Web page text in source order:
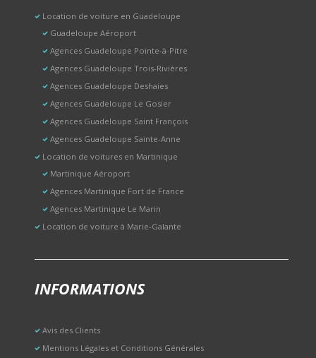
Location de voiture en Guadeloupe
Guadeloupe Aéroport
Agences Guadeloupe Pointe-à-Pitre
Agences Guadeloupe Trois-Rivières
Agences Guadeloupe Deshaies
Agences Guadeloupe Le Gosier
Agences Guadeloupe Saint François
Agences Guadeloupe Sainte-Anne
Location de voitures en Martinique
Martinique Aéroport
Agences Martinique Fort de France
Agences Martinique Le Marin
Location de voiture à Marie-Galante
INFORMATIONS
Avis des Clients
Mentions Légales et Conditions Générales